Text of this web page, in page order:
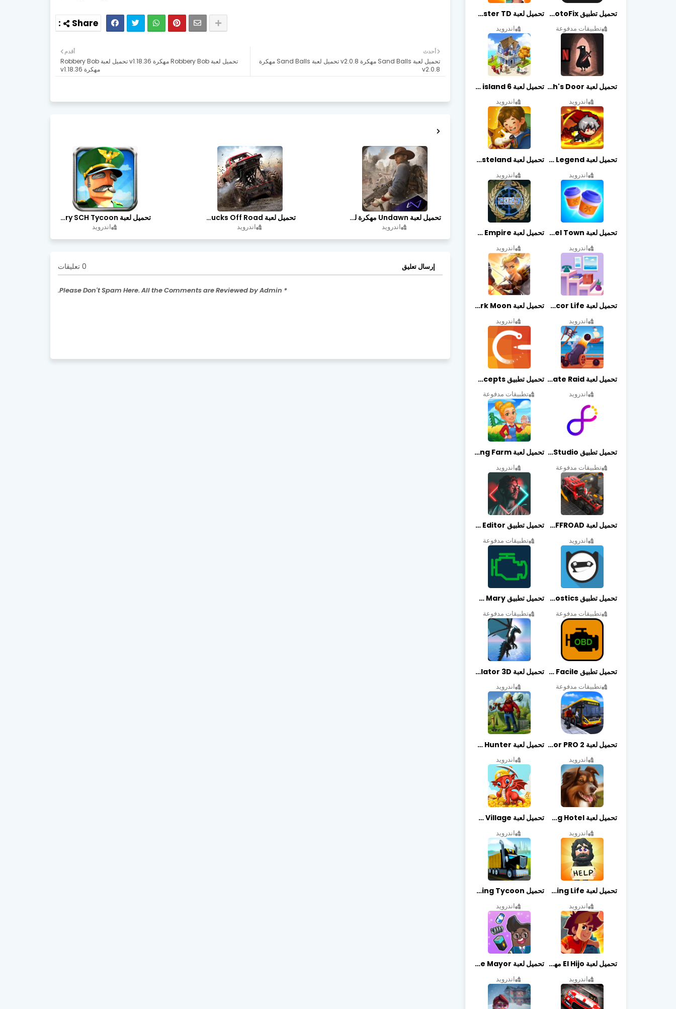
أحدث
تحميل لعبة Sand Balls مهكرة v2.0.8 تحميل لعبة Sand Balls مهكرة
v2.0.8
أقدم
تحميل لعبة Robbery Bob مهكرة v1.18.36 تحميل لعبة Robbery Bob
مهكرة v1.18.36
تحميل لعبة Undawn مهكرة للأندرويد أخر إصدار | تحميل مباشر + موارد غير محدودة
اندرويد
تحميل لعبة Trucks Off Road مهكرة اخر اصدار
اندرويد
تحميل لعبة Idle Military SCH Tycoon مهكرة آخر إصدار
اندرويد
إرسال تعليق 0 تعليقات
* Please Don't Spam Here. All the Comments are Reviewed by Admin.
تحميل تطبيق PhotoFix مهكر آخر إصدار
تطبيقات مدفوعة
تحميل لعبة Candy Disaster TD مهكرة اخر إصدار
اندرويد
تحميل لعبة Death's Door مهكرة أخر إصدار
اندرويد
تحميل لعبة city island 6 مهكرة أخر إصدار
اندرويد
تحميل لعبة Slayer Legend مهكرة أخر إصدار
اندرويد
تحميل لعبة Merge Survival : Wasteland مهكرة أخر إصدار
اندرويد
تحميل لعبة Travel Town مهكرة أخر إصدار
اندرويد
تحميل لعبة World Empire مهكرة أخر إصدار
اندرويد
تحميل لعبة Decor Life مهكرة أخر إصدار
اندرويد
تحميل لعبة Lionheart: Dark Moon مهكرة أخر إصدار
اندرويد
تحميل لعبة Pirate Raid مهكرة أخر إصدار
اندرويد
تحميل تطبيق Concepts مهكر أخر إصدار
تطبيقات مدفوعة
تحميل تطبيق Graphic Studio مهكر أخر إصدار
تطبيقات مدفوعة
تحميل لعبة Cooking Farm مهكرة أخر إصدار
اندرويد
تحميل لعبة PROJECT:OFFROAD مهكرة أخر إصدار
اندرويد
تحميل تطبيق NeonArt Photo Editor مهكر أخر إصدار
تطبيقات مدفوعة
تحميل تطبيق OBDeleven Car Diagnostics مهكر أخر إصدار
تطبيقات مدفوعة
تحميل تطبيق Obd Mary مهكر أخر إصدار
تطبيقات مدفوعة
تحميل تطبيق EOBD Facile مهكر أخر إصدار
تطبيقات مدفوعة
تحميل لعبة Dragon Simulator 3D مهكرة أخر إصدار
اندرويد
تحميل لعبة Bus Simulator PRO 2 مهكرة أخر إصدار
اندرويد
تحميل لعبة Treasure Hunter مهكرة أخر إصدار
اندرويد
تحميل لعبة Dog Hotel مهكرة أخر إصدار
اندرويد
تحميل لعبة Dragon Village مهكرة أخر إصدار
اندرويد
تحميل لعبة Begging Life مهكرة أخر إصدار
اندرويد
تحميل Transit King Tycoon مهكرة أخر إصدار
اندرويد
تحميل لعبة El Hijo مهكرة أخر إصدار
اندرويد
تحميل لعبة Merge Mayor مهكرة أخر إصدار
اندرويد